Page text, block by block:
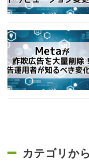
カテゴリか